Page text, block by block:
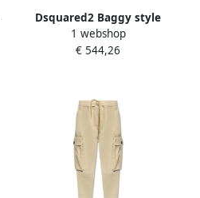
Dsquared2 Baggy style
shorts Beige Dames
1 webshop
€ 544,26